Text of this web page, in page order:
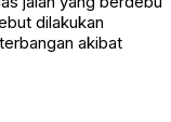
dilakukan
akibat